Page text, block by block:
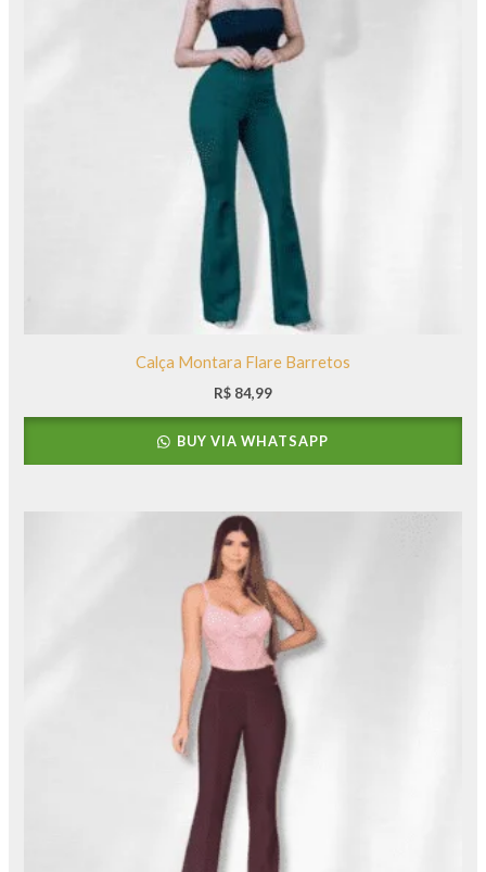
Calça Montara Flare Barretos
R$ 84,99
BUY VIA WHATSAPP